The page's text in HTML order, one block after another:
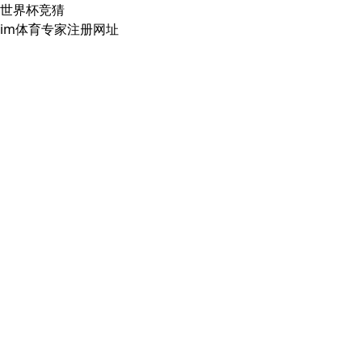
世界杯竞猜
im体育专家注册网址